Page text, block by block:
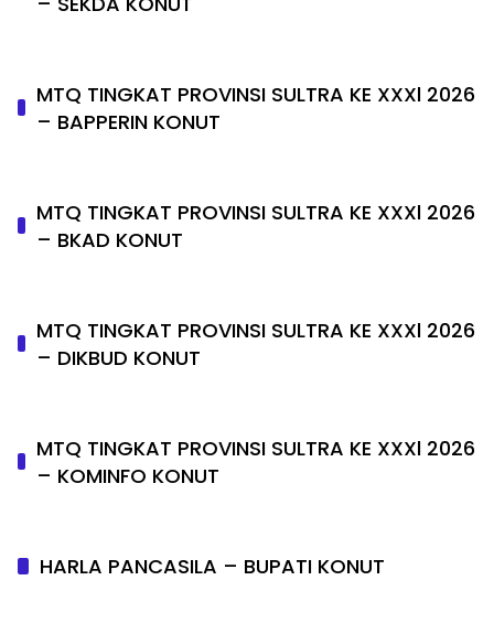
MTQ TINGKAT PROVINSI SULTRA KE XXXl 2026
– BAPPERIN KONUT
MTQ TINGKAT PROVINSI SULTRA KE XXXl 2026
– BKAD KONUT
MTQ TINGKAT PROVINSI SULTRA KE XXXl 2026
– DIKBUD KONUT
MTQ TINGKAT PROVINSI SULTRA KE XXXl 2026
– KOMINFO KONUT
HARLA PANCASILA – BUPATI KONUT